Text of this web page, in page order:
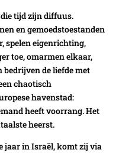
tijd zijn diffuus.
en gemoedstoestanden
spelen eigenrichting,
toe, omarmen elkaar,
de liefde met
chaotisch
havenstad:
heeft voorrang. Het
heerst.
jaar in Israël, komt zij via